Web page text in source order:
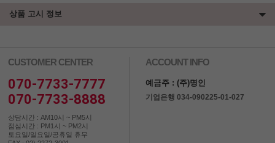
상품 고시 정보
CUSTOMER CENTER
070-7733-7777
070-7733-8888
상담시간 : AM10시 ~ PM5시
점심시간 : PM1시 ~ PM2시
토요일/일요일/공휴일 휴무
ACCOUNT INFO
예금주 : (주)명인
기업은행 034-090225-01-027